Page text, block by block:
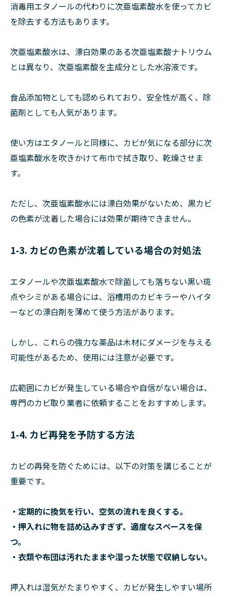
消毒用エタノールの代わりに次亜塩素酸水を使ってカビ
を除去する方法もあります。
次亜塩素酸水は、漂白効果のある次亜塩素酸ナトリウム
とは異なり、次亜塩素酸を主成分とした水溶液です。
食品添加物としても認められており、安全性が高く、除
菌剤としても人気があります。
使い方はエタノールと同様に、カビが気になる部分に次
亜塩素酸水を吹きかけて布巾で拭き取り、乾燥させま
す。
ただし、次亜塩素酸水には漂白効果がないため、黒カビ
の色素が沈着した場合には効果が期待できません。
1-3. カビの色素が沈着している場合の対処法
エタノールや次亜塩素酸水で除菌しても落ちない黒い斑
点やシミがある場合には、浴槽用のカビキラーやハイタ
ーなどの漂白剤を薄めて使う方法があります。
しかし、これらの強力な薬品は木材にダメージを与える
可能性があるため、使用には注意が必要です。
広範囲にカビが発生している場合や自信がない場合は、
専門のカビ取り業者に依頼することをおすすめします。
1-4. カビ再発を予防する方法
カビの再発を防ぐためには、以下の対策を講じることが
重要です。
・定期的に換気を行い、空気の流れを良くする。
・押入れに物を詰め込みすぎず、適度なスペースを保
つ。
・衣類や布団は汚れたままや湿った状態で収納しない。
押入れは湿気がたまりやすく、カビが発生しやすい場所